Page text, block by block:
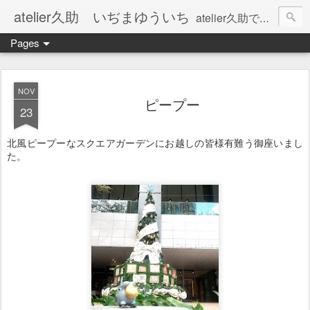
atelier久助 いぢまゆういち atelier久助では土と火から暖かなモノたちを生み出しています。 ご覧になられた方が和んで頂ければ幸いです。
Pages
NOV
23 ピープー
北風ピープーなスクエアガーデンにお越しの皆様有難う御座いまし
た。